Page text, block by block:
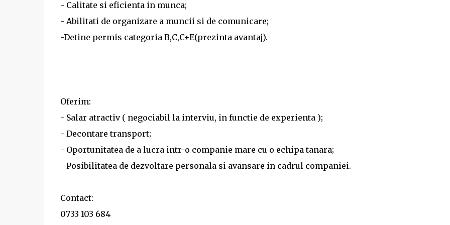
- Calitate si eficienta in munca;
- Abilitati de organizare a muncii si de comunicare;
-Detine permis categoria B,C,C+E(prezinta avantaj).
Oferim:
- Salar atractiv ( negociabil la interviu, in functie de experienta );
- Decontare transport;
- Oportunitatea de a lucra intr-o companie mare cu o echipa tanara;
- Posibilitatea de dezvoltare personala si avansare in cadrul companiei.
Contact:
0733 103 684